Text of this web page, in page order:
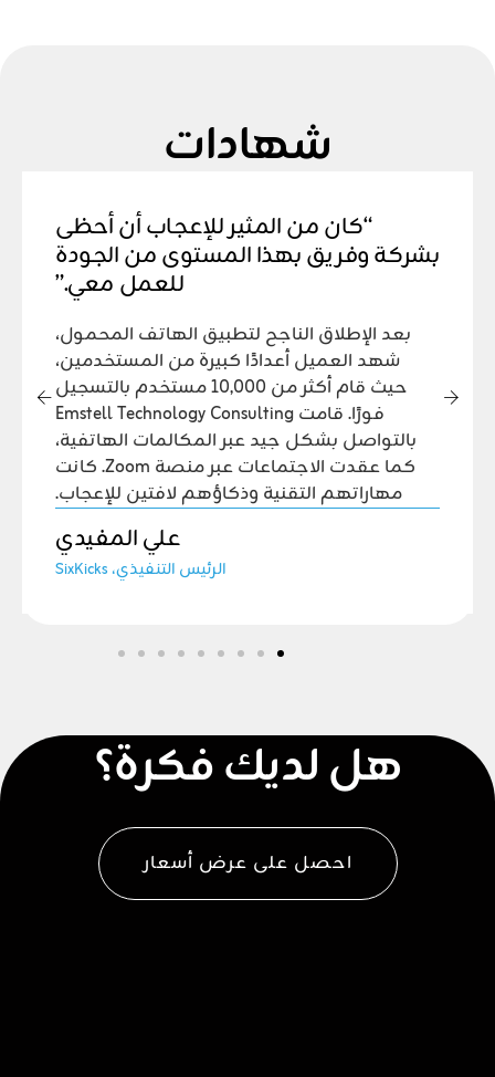
شهادات
“كان من المثير للإعجاب أن أحظى
بشركة وفريق بهذا المستوى من الجودة
للعمل معي.”
بعد الإطلاق الناجح لتطبيق الهاتف المحمول،
شهد العميل أعدادًا كبيرة من المستخدمين،
حيث قام أكثر من 10,000 مستخدم بالتسجيل
فورًا. قامت Emstell Technology Consulting
بالتواصل بشكل جيد عبر المكالمات الهاتفية،
كما عقدت الاجتماعات عبر منصة Zoom. كانت
مهاراتهم التقنية وذكاؤهم لافتين للإعجاب.
علي المفيدي
الرئيس التنفيذي، SixKicks
هل لديك فكرة؟
احصل على عرض أسعار